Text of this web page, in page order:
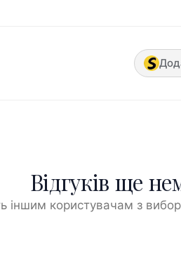
Відгуків ще
іншим користувачам з